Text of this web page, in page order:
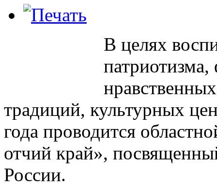
В целях
традиций, культурных
года проводится
отчий край»,
России.